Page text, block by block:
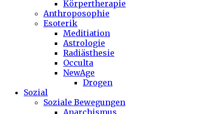
Körpertherapie
Anthroposophie
Esoterik
Meditiation
Astrologie
Radiästhesie
Occulta
NewAge
Drogen
Sozial
Soziale Bewegungen
Anarchismus